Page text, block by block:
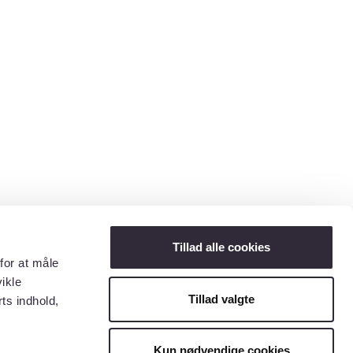
at måle
indhold,
Tillad alle cookies
Tillad valgte
Kun nødvendige cookies